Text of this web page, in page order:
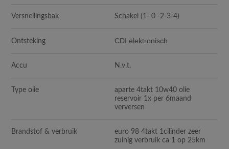
Versnellingsbak Schakel (1- 0 -2-3-4)
Ontsteking CDI elektronisch
Accu N.v.t.
Type olie
aparte 4takt 10w40 olie
reservoir 1x per 6maand
verversen
Brandstof & verbruik
euro 98 4takt 1cilinder zeer
zuinig verbruik ca 1 op 25km